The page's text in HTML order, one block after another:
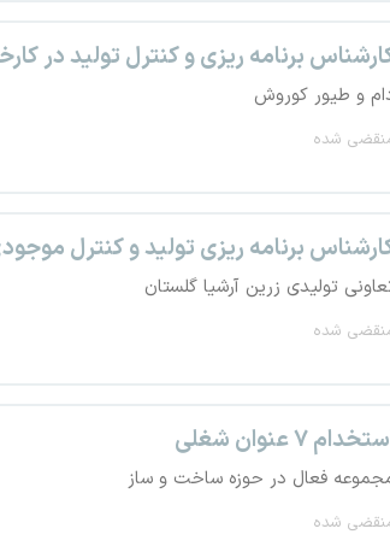
برنامه ریزی و کنترل تولید در
و طیور کوروش
شده
برنامه ریزی تولید و کنترل
تولیدی زرین آرشیا گلستان
شده
۷ عنوان شغلی
فعال در حوزه ساخت و ساز
شده